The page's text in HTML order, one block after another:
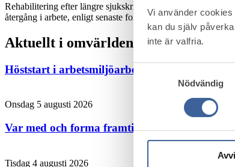
Vi använder
kan du själv
inte är valfria.
Samtyckesval
Nödvändig
Rehabilitering efter längre sjukskrivning är komplext. Ingen
återgång i arbete, enligt senaste forskningen.Läs mer
Aktuellt i omvärlden
Höststart i arbetsmiljö­arbetet – skapa
Onsdag 5 augusti 2026
Var med och forma framtidens
Tisdag 4 augusti 2026